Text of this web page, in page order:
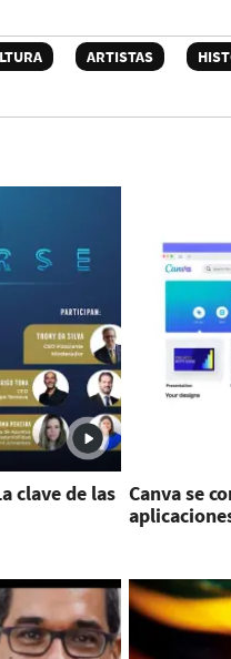
ARTISTAS
clave de las Canva se